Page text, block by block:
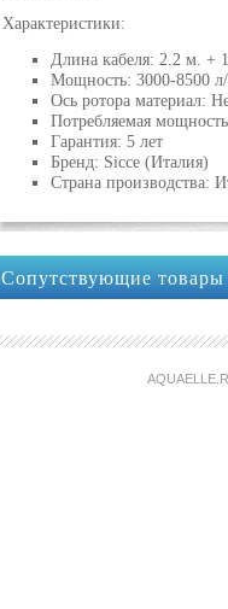
Характеристики:
Длина кабеля: 2.2 м. +
Мощность: 3000-8500 л/
Ось ротора материал:
Потребляемая
Гарантия: 5 лет
Бренд: Sicce (Италия)
Страна производства:
Сопутствующие товары